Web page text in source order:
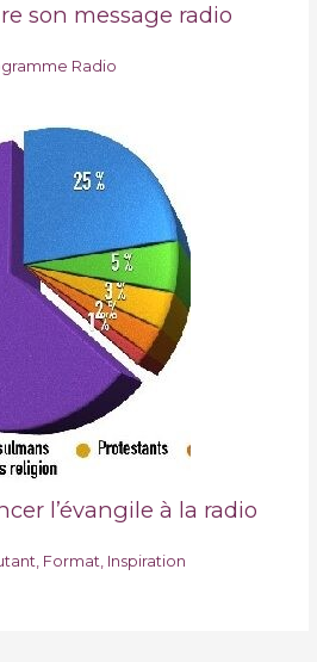
son message radio
Radio
l’évangile à la radio
, Format, Inspiration